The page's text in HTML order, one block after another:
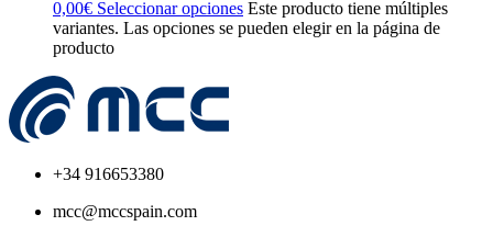
0,00€ Seleccionar opciones Este producto tiene múltiples
variantes. Las opciones se pueden elegir en la página de
producto
+34 916653380
mcc@mccspain.com